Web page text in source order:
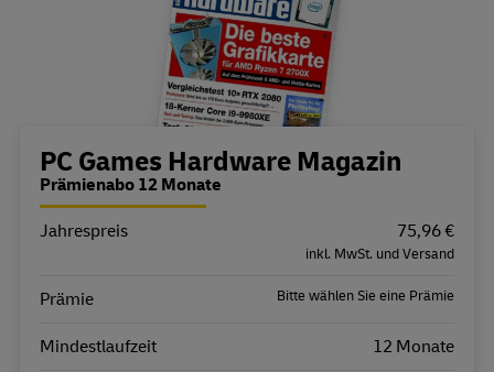
Bestellübersicht
PC Games Hardware Magazin
Prämienabo 12 Monate
Eigenschaft
Jahrespreis 75,96 €
inkl. MwSt. und Versand
Prämie Bitte wählen Sie eine Prämie
Mindestlaufzeit 12 Monate